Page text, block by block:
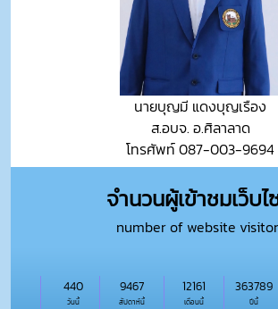
นายบุญมี แดงบุญเรือง
ส.อบจ. อ.ศิลาลาด
โทรศัพท์ 087-003-9694
จำนวนผู้เข้าชมเว็บ
number of website
วันนี้
440
สัปดาห์นี้
9467
เดือนนี้
12161
ปีนี้
363789